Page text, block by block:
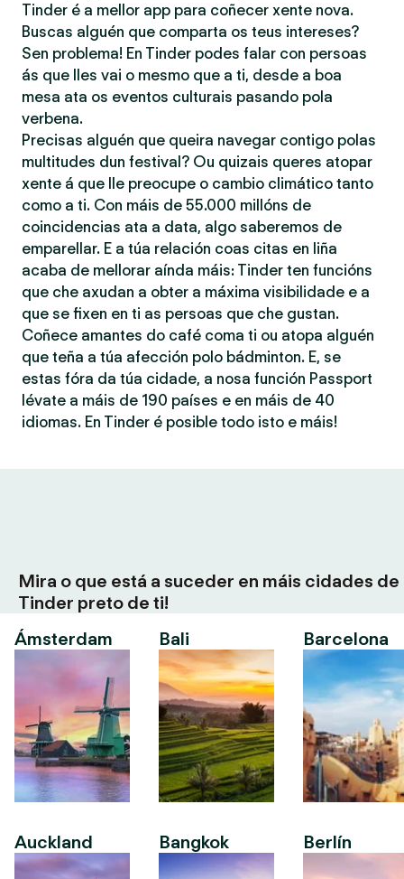
Tinder é a mellor app para coñecer xente nova.
Buscas alguén que comparta os teus intereses?
Sen problema! En Tinder podes falar con persoas
ás que lles vai o mesmo que a ti, desde a boa
mesa ata os eventos culturais pasando pola
verbena.
Precisas alguén que queira navegar contigo polas
multitudes dun festival? Ou quizais queres atopar
xente á que lle preocupe o cambio climático tanto
como a ti. Con máis de 55.000 millóns de
coincidencias ata a data, algo saberemos de
emparellar. E a túa relación coas citas en liña
acaba de mellorar aínda máis: Tinder ten funcións
que che axudan a obter a máxima visibilidade e a
que se fixen en ti as persoas que che gustan.
Coñece amantes do café coma ti ou atopa alguén
que teña a túa afección polo bádminton. E, se
estas fóra da túa cidade, a nosa función Passport
lévate a máis de 190 países e en máis de 40
idiomas. En Tinder é posible todo isto e máis!
Mira o que está a suceder en máis cidades de
Tinder preto de ti!
Ámsterdam
Auckland
Bali
Bangkok
Barcelona
Berlín